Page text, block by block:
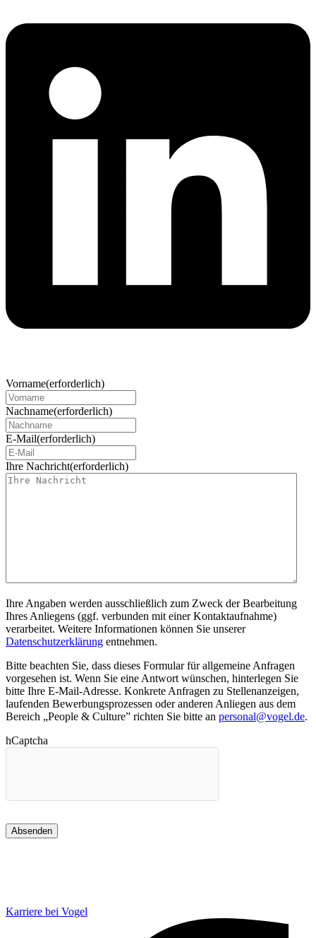
Vorname(erforderlich)
Nachname(erforderlich)
E-Mail(erforderlich)
Ihre Nachricht(erforderlich)
Ihre Angaben werden ausschließlich zum Zweck der Bearbeitung
Ihres Anliegens (ggf. verbunden mit einer Kontaktaufnahme)
verarbeitet. Weitere Informationen können Sie unserer
Datenschutzerklärung entnehmen.
Bitte beachten Sie, dass dieses Formular für allgemeine Anfragen
vorgesehen ist. Wenn Sie eine Antwort wünschen, hinterlegen Sie
bitte Ihre E-Mail-Adresse. Konkrete Anfragen zu Stellenanzeigen,
laufenden Bewerbungsprozessen oder anderen Anliegen aus dem
Bereich „People & Culture” richten Sie bitte an personal@vogel.de.
hCaptcha
Karriere bei Vogel